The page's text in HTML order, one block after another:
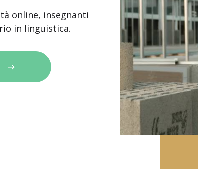
online, insegnanti
in linguistica.